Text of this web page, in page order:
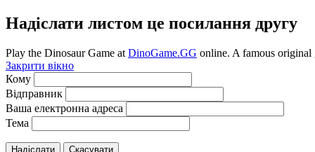
Надіслати листом це посилання другу
Play the Dinosaur Game at DinoGame.GG online. A famous original
Закрити вікно
Кому
Відправник
Ваша електронна адреса
Тема
Надіслати Скасувати